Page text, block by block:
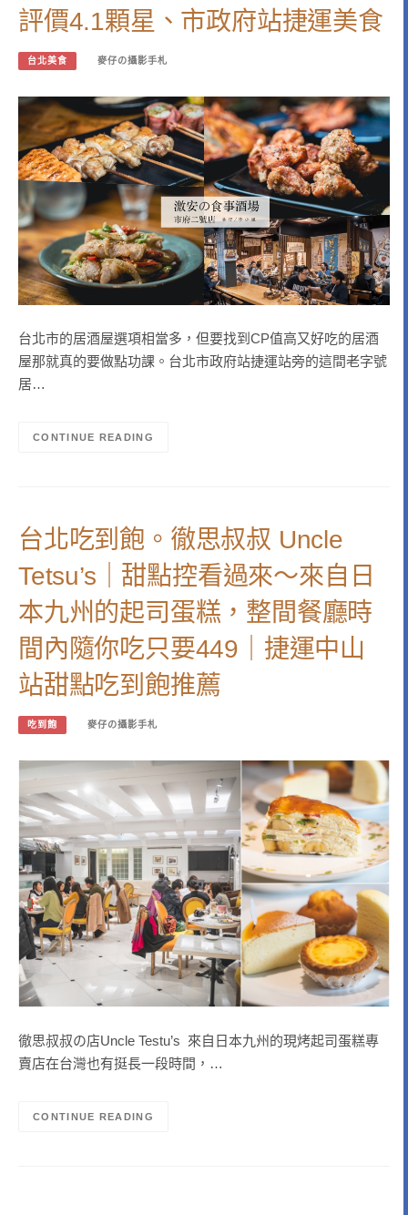
評價4.1顆星、市政府站捷運美食
台北美食 麥仔の攝影手札
台北市的居酒屋選項相當多，但要找到CP值高又好吃的居酒
屋那就真的要做點功課。台北市政府站捷運站旁的這間老字號
居…
CONTINUE READING
台北吃到飽。徹思叔叔 Uncle
Tetsu’s｜甜點控看過來～來自日
本九州的起司蛋糕，整間餐廳時
間內隨你吃只要449｜捷運中山
站甜點吃到飽推薦
吃到飽 麥仔の攝影手札
徹思叔叔の店Uncle Testu’s 來自日本九州的現烤起司蛋糕專
賣店在台灣也有挺長一段時間，…
CONTINUE READING